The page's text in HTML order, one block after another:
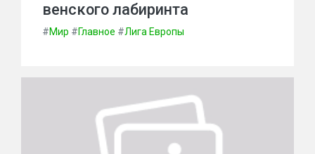
венского лабиринта
#Мир #Главное #Лига Европы